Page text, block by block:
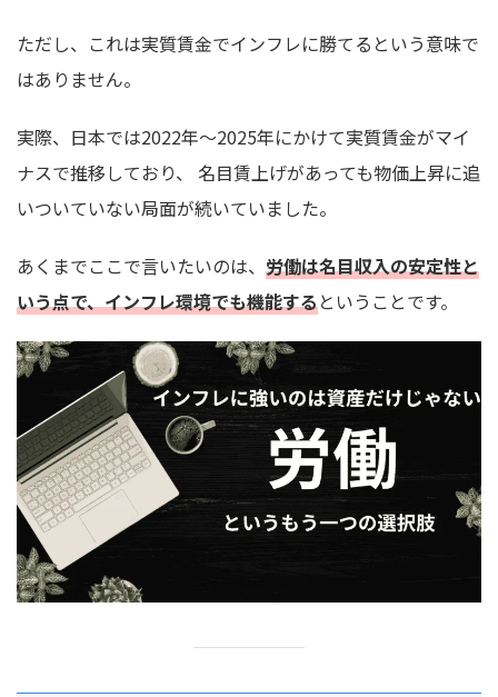
ただし、これは実質賃金でインフレに勝てるという意味で
はありません。
実際、日本では2022年〜2025年にかけて実質賃金がマイ
ナスで推移しており、 名目賃上げがあっても物価上昇に追
いついていない局面が続いていました。
あくまでここで言いたいのは、 労働は名目収入の安定性と
いう点で、インフレ環境でも機能するということです。